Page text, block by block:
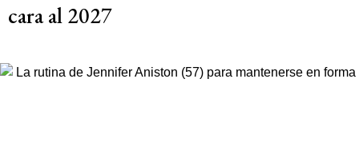
cara al 2027